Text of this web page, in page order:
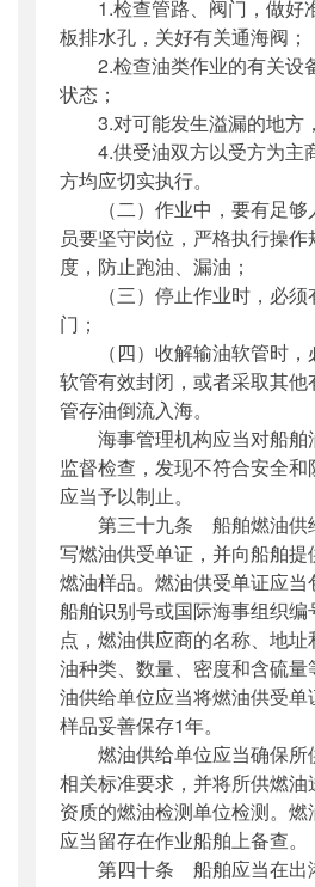
1.检查管路、阀门，做好
板排水孔，关好有关通海阀；
2.检查油类作业的有关设
状态；
3.对可能发生溢漏的地方
4.供受油双方以受方为主
方均应切实执行。
（二）作业中，要有足够
员要坚守岗位，严格执行操
度，防止跑油、漏油；
（三）停止作业时，必须
门；
（四）收解输油软管时，
软管有效封闭，或者采取其
管存油倒流入海。
海事管理机构应当对船舶
监督检查，发现不符合安全和
应当予以制止。
第三十九条 船舶燃油供
写燃油供受单证，并向船舶
燃油样品。燃油供受单证应当
船舶识别号或国际海事组织
点，燃油供应商的名称、地
油种类、数量、密度和含硫
油供给单位应当将燃油供受
样品妥善保存1年。
燃油供给单位应当确保所
相关标准要求，并将所供燃
资质的燃油检测单位检测。
应当留存在作业船舶上备查。
第四十条 船舶应当在出